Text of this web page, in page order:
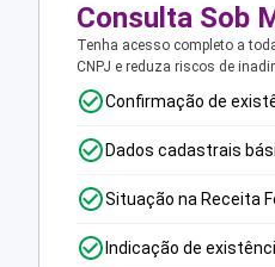
Consulta Sob
Tenha acesso completo a
CNPJ e reduza riscos de
Confirmação de
Dados cadastrais
Situação na Receita
Indicação de